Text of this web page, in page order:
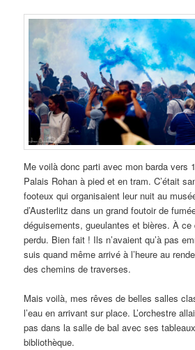
Me voilà donc parti avec mon barda vers
Palais Rohan à pied et en tram. C’était
footeux qui organisaient leur nuit au
d’Austerlitz dans un grand foutoir de
déguisements, gueulantes et bières. À ce
perdu. Bien fait ! Ils n’avaient qu’à pas
suis quand même arrivé à l’heure au
des chemins de traverses.
Mais voilà, mes rêves de belles salles
l’eau en arrivant sur place. L’orchestre
pas dans la salle de bal avec ses
bibliothèque.